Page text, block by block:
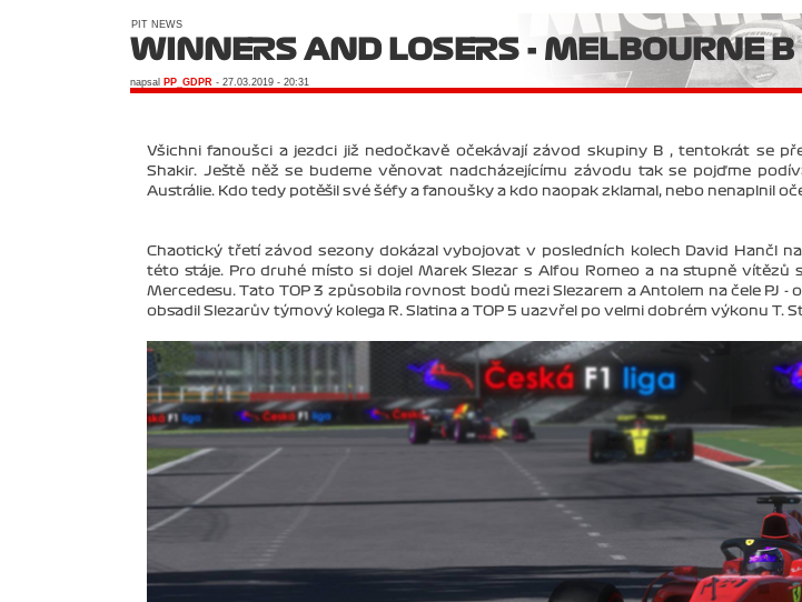
PIT NEWS
WINNERS AND LOSERS - MELBOURNE B
napsal PP_GDPR - 27.03.2019 - 20:31
Všichni fanoušci a jezdci již nedočkavě očekávají závod skupiny B , tentokrát se
Shakir. Ještě něž se budeme věnovat nadcházejícímu závodu tak se pojďme
Austrálie. Kdo tedy potěšil své šéfy a fanoušky a kdo naopak zklamal, nebo nenaplnil
Chaotický třetí závod sezony dokázal vybojovat v posledních kolech David Hančl
této stáje. Pro druhé místo si dojel Marek Slezar s Alfou Romeo a na stupně vítězů
Mercedesu. Tato TOP 3 způsobila rovnost bodů mezi Slezarem a Antolem na čele PJ -
obsadil Slezarův týmový kolega R. Slatina a TOP 5 uazvřel po velmi dobrém výkonu T.